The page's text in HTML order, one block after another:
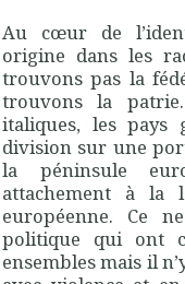
Au cœur de
origine dans les
trouvons pas la
trouvons la patrie
italiques, les pays
division sur une
la péninsule
attachement à la
européenne. Ce
politique qui ont
ensembles mais il